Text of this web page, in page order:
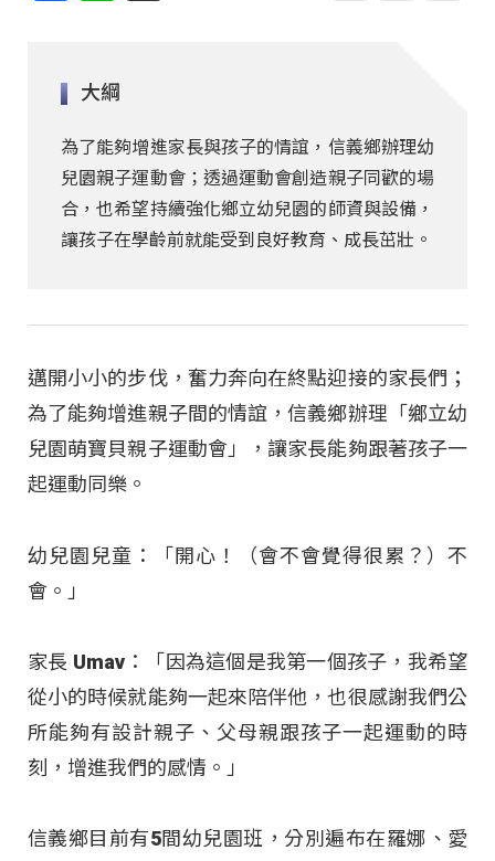
大綱
為了能夠增進家長與孩子的情誼，信義鄉辦理幼
兒園親子運動會；透過運動會創造親子同歡的場
合，也希望持續強化鄉立幼兒園的師資與設備，
讓孩子在學齡前就能受到良好教育、成長茁壯。
邁開小小的步伐，奮力奔向在終點迎接的家長們；
為了能夠增進親子間的情誼，信義鄉辦理「鄉立幼
兒園萌寶貝親子運動會」，讓家長能夠跟著孩子一
起運動同樂。
幼兒園兒童：「開心！（會不會覺得很累？）不
會。」
家長 Umav：「因為這個是我第一個孩子，我希望
從小的時候就能夠一起來陪伴他，也很感謝我們公
所能夠有設計親子、父母親跟孩子一起運動的時
刻，增進我們的感情。」
信義鄉目前有5間幼兒園班，分別遍布在羅娜、愛